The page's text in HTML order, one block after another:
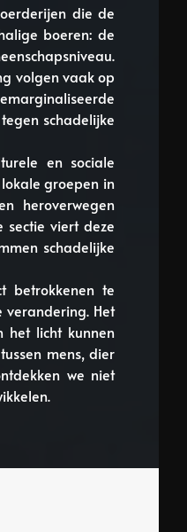
die de
boeren: de
volgen vaak op
schadelijke
en sociale
groepen in
heroverwegen
sectie viert deze
schadelijke
betrokkenen te
Het
het licht kunnen
mens, dier
we niet